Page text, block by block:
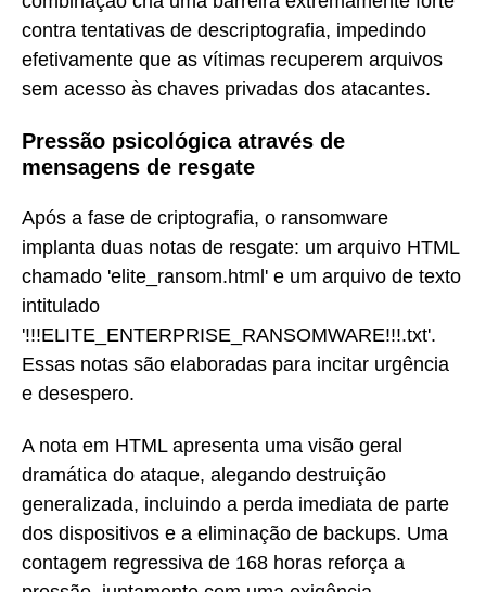
contra tentativas de descriptografia, impedindo
efetivamente que as vítimas recuperem arquivos
sem acesso às chaves privadas dos atacantes.
Pressão psicológica através de
mensagens de resgate
Após a fase de criptografia, o ransomware
implanta duas notas de resgate: um arquivo HTML
chamado 'elite_ransom.html' e um arquivo de texto
intitulado
'!!!ELITE_ENTERPRISE_RANSOMWARE!!!.txt'.
Essas notas são elaboradas para incitar urgência
e desespero.
A nota em HTML apresenta uma visão geral
dramática do ataque, alegando destruição
generalizada, incluindo a perda imediata de parte
dos dispositivos e a eliminação de backups. Uma
contagem regressiva de 168 horas reforça a